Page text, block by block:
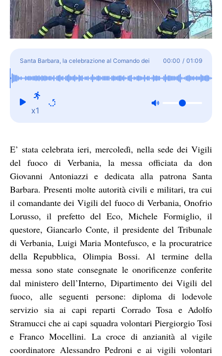
Santa Barbara, la celebrazione al Comando dei
Vigili del fuoco di Verbania
00:00 / 01:09
x1
E’ stata celebrata ieri, mercoledì, nella sede dei Vigili
del fuoco di Verbania, la messa officiata da don
Giovanni Antoniazzi e dedicata alla patrona Santa
Barbara. Presenti molte autorità civili e militari, tra cui
il comandante dei Vigili del fuoco di Verbania, Onofrio
Lorusso, il prefetto del Eco, Michele Formiglio, il
questore, Giancarlo Conte, il presidente del Tribunale
di Verbania, Luigi Maria Montefusco, e la procuratrice
della Repubblica, Olimpia Bossi. Al termine della
messa sono state consegnate le onorificenze conferite
dal ministero dell’Interno, Dipartimento dei Vigili del
fuoco, alle seguenti persone: diploma di lodevole
servizio sia ai capi reparti Corrado Tosa e Adolfo
Stramucci che ai capi squadra volontari Piergiorgio Tosi
e Franco Mocellini. La croce di anzianità al vigile
coordinatore Alessandro Pedroni e ai vigili volontari